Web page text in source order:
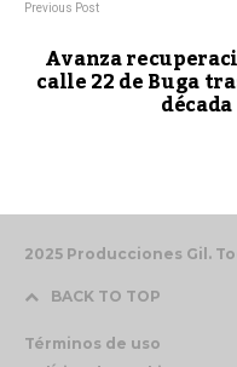
Previous Post
Avanza
calle 22 de Buga
2025 Producciones Gil.
BACK TO TOP
Términos de uso